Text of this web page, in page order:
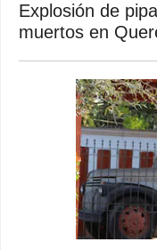
Explosión de
muertos en